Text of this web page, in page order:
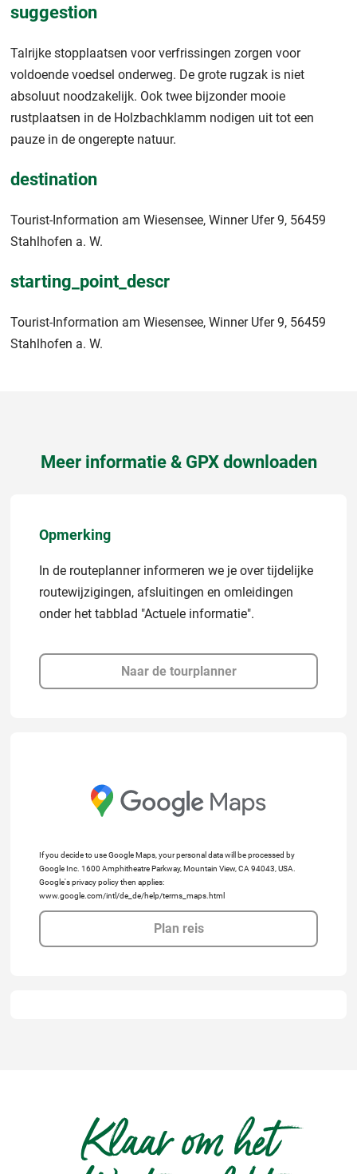
suggestion
Talrijke stopplaatsen voor verfrissingen zorgen voor
voldoende voedsel onderweg. De grote rugzak is niet
absoluut noodzakelijk. Ook twee bijzonder mooie
rustplaatsen in de Holzbachklamm nodigen uit tot een
pauze in de ongerepte natuur.
destination
Tourist-Information am Wiesensee, Winner Ufer 9, 56459
Stahlhofen a. W.
starting_point_descr
Tourist-Information am Wiesensee, Winner Ufer 9, 56459
Stahlhofen a. W.
Meer informatie & GPX downloaden
Opmerking
In de routeplanner informeren we je over tijdelijke
routewijzigingen, afsluitingen en omleidingen
onder het tabblad "Actuele informatie".
Naar de tourplanner
If you decide to use Google Maps, your personal data will be processed by
Google Inc. 1600 Amphitheatre Parkway, Mountain View, CA 94043, USA.
Google's privacy policy then applies:
www.google.com/intl/de_de/help/terms_maps.html
Plan reis
Klaar om het